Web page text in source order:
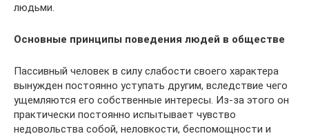
людьми.
Основные принципы поведения людей в обществе
Пассивный человек в силу слабости своего характера
вынужден постоянно уступать другим, вследствие чего
ущемляются его собственные интересы. Из-за этого он
практически постоянно испытывает чувство
недовольства собой, неловкости, беспомощности и